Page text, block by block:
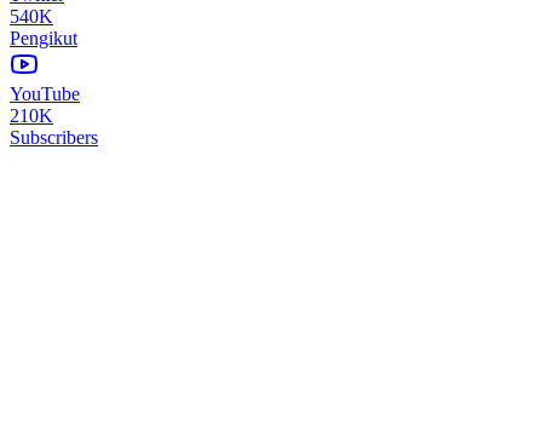
540K
Pengikut
YouTube
210K
Subscribers